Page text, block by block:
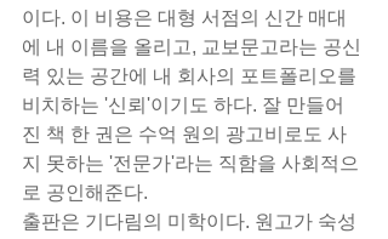
이다. 이 비용은 대형 서점의 신간 매대
에 내 이름을 올리고, 교보문고라는 공신
력 있는 공간에 내 회사의 포트폴리오를
비치하는 '신뢰'이기도 하다. 잘 만들어
진 책 한 권은 수억 원의 광고비로도 사
지 못하는 '전문가'라는 직함을 사회적으
로 공인해준다.
출판은 기다림의 미학이다. 원고가 숙성